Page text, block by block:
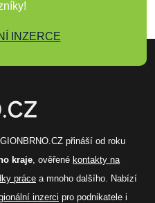
INZERCE
přináší od roku
kraje, ověřené kontakty na
práce a mnoho dalšího. Nabízí
inzerci pro podnikatele i